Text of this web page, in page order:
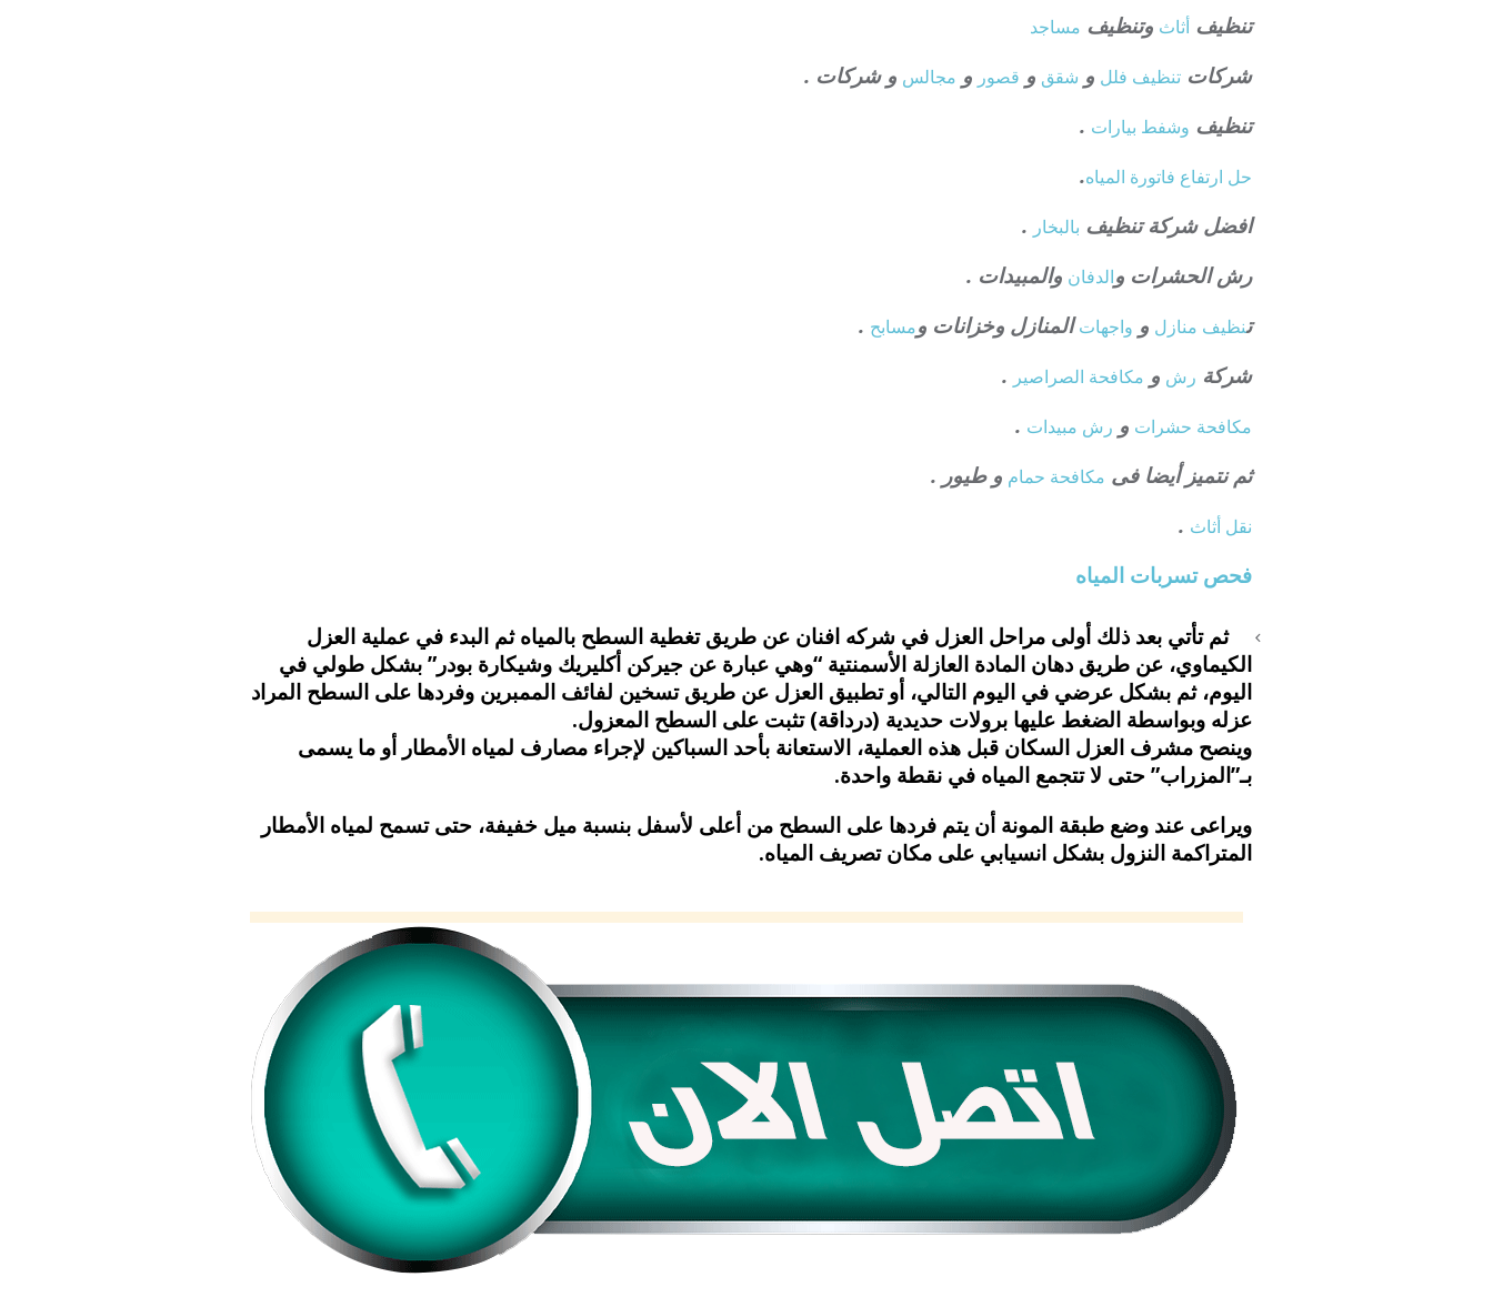
تنظيف أثاث وتنظيف مساجد
شركات تنظيف فلل و شقق و قصور و مجالس و شركات .
تنظيف وشفط بيارات .
حل ارتفاع فاتورة المياه.
افضل شركة تنظيف بالبخار .
رش الحشرات والدفان والمبيدات .
تنظيف منازل و واجهاتالمنازل وخزانات ومسابح .
شركة رش و مكافحة الصراصير .
مكافحة حشرات و رش مبيدات .
ثم نتميز أيضا فى مكافحة حمام و طيور .
نقل أثاث .
فحص تسربات المياه
ثم تأتي بعد ذلك أولى مراحل العزل في شركه افنان عن طريق تغطية السطح بالمياه ثم البدء في عملية العزل
الكيماوي، عن طريق دهان المادة العازلة الأسمنتية “وهي عبارة عن جيركن أكليريك وشيكارة بودر” بشكل طولي في
اليوم، ثم بشكل عرضي في اليوم التالي، أو تطبيق العزل عن طريق تسخين لفائف الممبرين وفردها على السطح المراد
عزله وبواسطة الضغط عليها برولات حديدية (درداقة) تثبت على السطح المعزول.
وينصح مشرف العزل السكان قبل هذه العملية، الاستعانة بأحد السباكين لإجراء مصارف لمياه الأمطار أو ما يسمى
بـ”المزراب” حتى لا تتجمع المياه في نقطة واحدة.
ويراعى عند وضع طبقة المونة أن يتم فردها على السطح من أعلى لأسفل بنسبة ميل خفيفة، حتى تسمح لمياه الأمطار
المتراكمة النزول بشكل انسيابي على مكان تصريف المياه.